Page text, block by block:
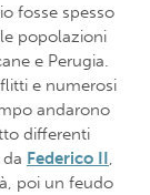
fosse spesso
popolazioni
e Perugia.
e numerosi
andarono
differenti
Federico II ,
poi un feudo